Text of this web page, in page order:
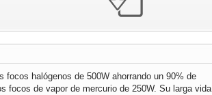
focos halógenos de 500W ahorrando un 90% de
focos de vapor de mercurio de 250W. Su larga vida